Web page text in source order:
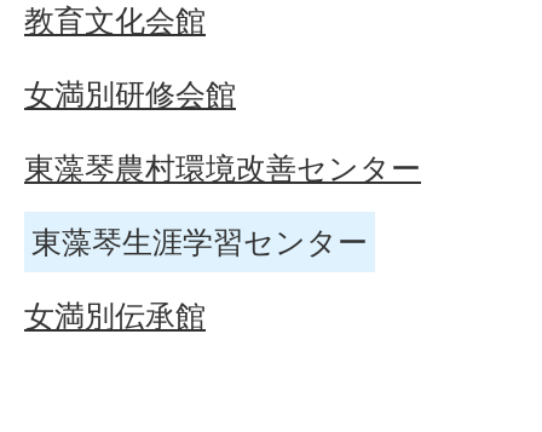
教育文化会館
女満別研修会館
東藻琴農村環境改善センター
東藻琴生涯学習センター
女満別伝承館